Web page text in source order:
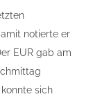
notierte er
EUR gab am
sich